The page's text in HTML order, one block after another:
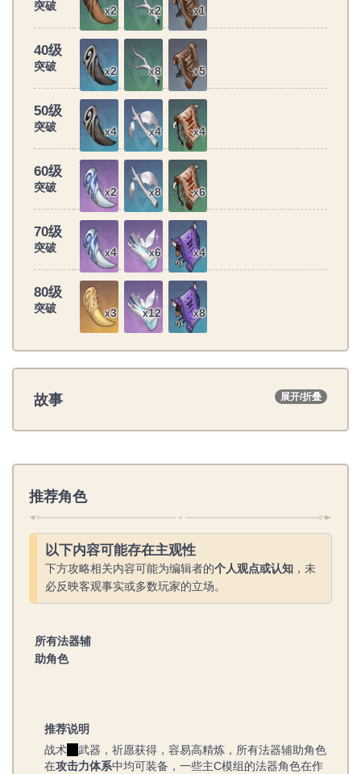
突破 x2 x2 x1
40级
突破 x2 x8 x5
50级
突破 x4 x4 x4
60级
突破 x2 x8 x6
70级
突破 x4 x6 x4
80级
突破 x3 x12 x8
故事 展开/折叠
推荐角色
以下内容可能存在主观性
下方攻略相关内容可能为编辑者的个人观点或认知 ，未
必反映客观事实或多数玩家的立场。
所有法器辅
助角色
推荐说明
战术
武器，祈愿获得，容易高精炼，所有法器辅助角色
在攻击力体系中均可装备，一些主C模组的法器角色在作